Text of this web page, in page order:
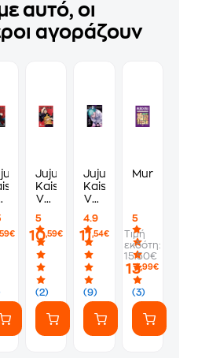
αυτό, οι
αγοράζουν
Jujutsu
Kaisen,
Vol.
5
(2)
10,59€
Jujutsu
Kaisen,
Vol.
4.9
(9)
11,54€
Murdoku
5
(3)
Τιμή
εκδότη:
15.50€
13,99€